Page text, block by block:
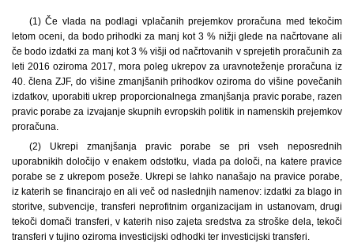
(1) Če vlada na podlagi vplačanih prejemkov proračuna med tekočim
letom oceni, da bodo prihodki za manj kot 3 % nižji glede na načrtovane ali
če bodo izdatki za manj kot 3 % višji od načrtovanih v sprejetih proračunih za
leti 2016 oziroma 2017, mora poleg ukrepov za uravnoteženje proračuna iz
40. člena ZJF, do višine zmanjšanih prihodkov oziroma do višine povečanih
izdatkov, uporabiti ukrep proporcionalnega zmanjšanja pravic porabe, razen
pravic porabe za izvajanje skupnih evropskih politik in namenskih prejemkov
proračuna.
(2) Ukrepi zmanjšanja pravic porabe se pri vseh neposrednih
uporabnikih določijo v enakem odstotku, vlada pa določi, na katere pravice
porabe se z ukrepom poseže. Ukrepi se lahko nanašajo na pravice porabe,
iz katerih se financirajo en ali več od naslednjih namenov: izdatki za blago in
storitve, subvencije, transferi neprofitnim organizacijam in ustanovam, drugi
tekoči domači transferi, v katerih niso zajeta sredstva za stroške dela, tekoči
transferi v tujino oziroma investicijski odhodki ter investicijski transferi.